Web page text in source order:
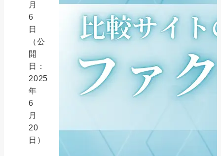
月
6
日
（公
開
日：
2025
年
6
月
20
日）